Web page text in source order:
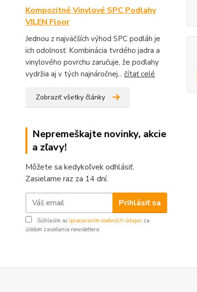
Kompozitné Vinylové SPC Podlahy
VILEN Floor
Jednou z najväčších výhod SPC podláh je
ich odolnosť. Kombinácia tvrdého jadra a
vinylového povrchu zaručuje, že podlahy
vydržia aj v tých najnáročnej... čítať celé
Zobraziť všetky články
Nepremeškajte novinky, akcie
a zľavy!
Môžete sa kedykoľvek odhlásiť.
Zasielame raz za 14 dní.
Prihlásiť sa
Súhlasím so spracovaním osobných údajov za
účelom zasielania newslettera.